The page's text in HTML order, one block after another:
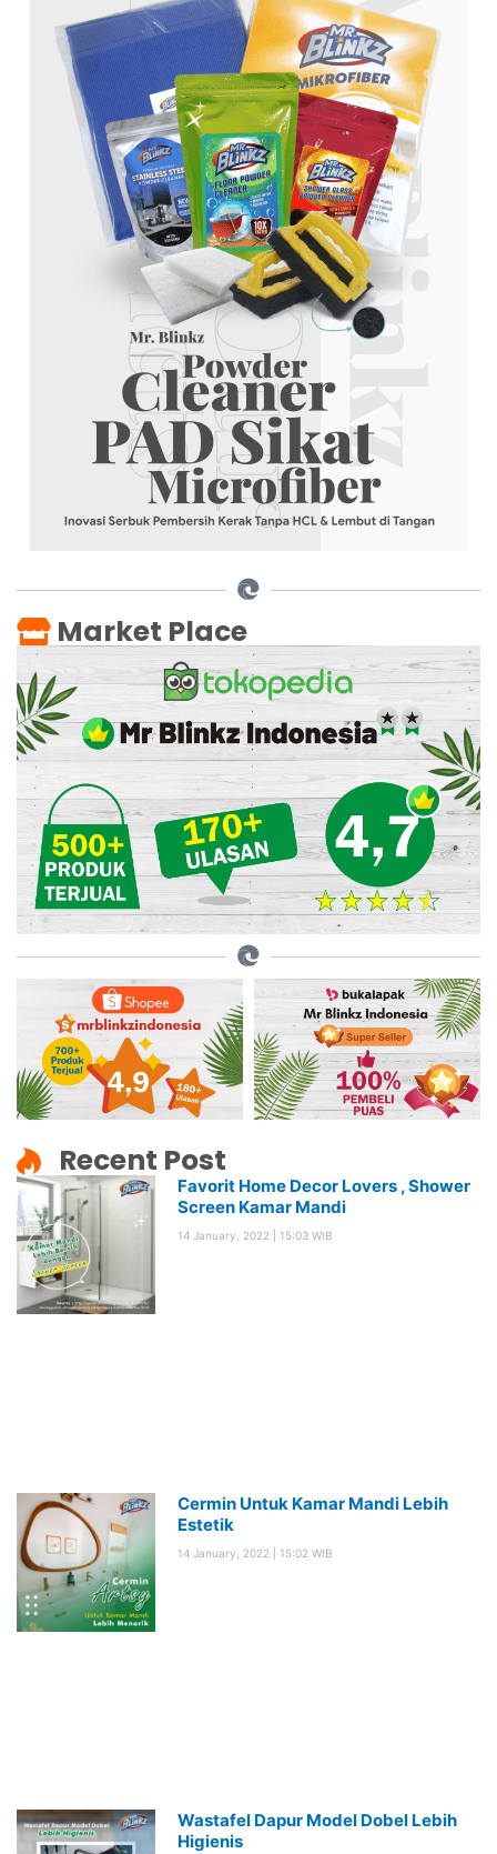
Market Place
Recent Post
Favorit Home Decor Lovers , Shower
Screen Kamar Mandi
14 January, 2022 15:03 WIB
Cermin Untuk Kamar Mandi Lebih
Estetik
14 January, 2022 15:02 WIB
Wastafel Dapur Model Dobel Lebih
Higienis